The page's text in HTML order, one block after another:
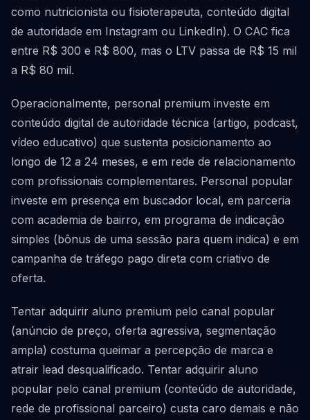
como nutricionista ou fisioterapeuta, conteúdo digital
de autoridade em Instagram ou LinkedIn). O CAC fica
entre R$ 300 e R$ 800, mas o LTV passa de R$ 15 mil
a R$ 80 mil.
Operacionalmente, personal premium investe em
conteúdo digital de autoridade técnica (artigo, podcast,
vídeo educativo) que sustenta posicionamento ao
longo de 12 a 24 meses, e em rede de relacionamento
com profissionais complementares. Personal popular
investe em presença em buscador local, em parceria
com academia de bairro, em programa de indicação
simples (bônus de uma sessão para quem indica) e em
campanha de tráfego pago direta com criativo de
oferta.
Tentar adquirir aluno premium pelo canal popular
(anúncio de preço, oferta agressiva, segmentação
ampla) costuma queimar a percepção de marca e
atrair lead desqualificado. Tentar adquirir aluno
popular pelo canal premium (conteúdo de autoridade,
rede de profissional parceiro) custa caro demais e não